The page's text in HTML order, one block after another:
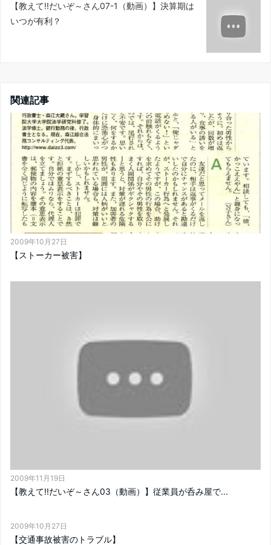
【教えて!!だいぞ～さん07-1（動画）】決算期は
いつが有利？
関連記事
2009年10月27日
【ストーカー被害】
2009年11月19日
【教えて!!だいぞ～さん03（動画）】従業員が呑み屋で...
2009年10月27日
【交通事故被害のトラブル】